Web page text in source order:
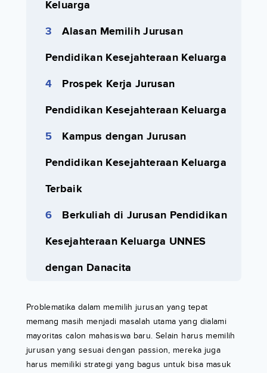
Keluarga
Alasan Memilih Jurusan
Pendidikan Kesejahteraan Keluarga
Prospek Kerja Jurusan
Pendidikan Kesejahteraan Keluarga
Kampus dengan Jurusan
Pendidikan Kesejahteraan Keluarga
Terbaik
Berkuliah di Jurusan Pendidikan
Kesejahteraan Keluarga UNNES
dengan Danacita
Problematika dalam memilih jurusan yang tepat
memang masih menjadi masalah utama yang dialami
mayoritas calon mahasiswa baru. Selain harus memilih
jurusan yang sesuai dengan passion, mereka juga
harus memiliki strategi yang bagus untuk bisa masuk